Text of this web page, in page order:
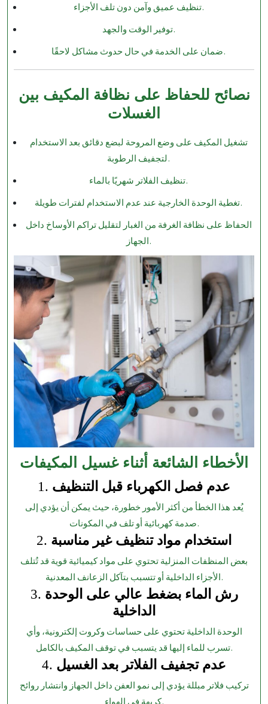
تنظيف عميق وآمن دون تلف الأجزاء.
توفير الوقت والجهد.
ضمان على الخدمة في حال حدوث مشاكل لاحقًا.
نصائح للحفاظ على نظافة المكيف بين
الغسلات
تشغيل المكيف على وضع المروحة لبضع دقائق بعد الاستخدام
لتجفيف الرطوبة.
تنظيف الفلاتر شهريًا بالماء.
تغطية الوحدة الخارجية عند عدم الاستخدام لفترات طويلة.
الحفاظ على نظافة الغرفة من الغبار لتقليل تراكم الأوساخ داخل
الجهاز.
الأخطاء الشائعة أثناء غسيل المكيفات
1. عدم فصل الكهرباء قبل التنظيف
يُعد هذا الخطأ من أكثر الأمور خطورة، حيث يمكن أن يؤدي إلى
صدمة كهربائية أو تلف في المكونات.
2. استخدام مواد تنظيف غير مناسبة
بعض المنظفات المنزلية تحتوي على مواد كيميائية قوية قد تُتلف
الأجزاء الداخلية أو تتسبب بتآكل الزعانف المعدنية.
3. رش الماء بضغط عالي على الوحدة
الداخلية
الوحدة الداخلية تحتوي على حساسات وكروت إلكترونية، وأي
تسرب للماء إليها قد يتسبب في توقف المكيف بالكامل.
4. عدم تجفيف الفلاتر بعد الغسيل
تركيب فلاتر مبللة يؤدي إلى نمو العفن داخل الجهاز وانتشار روائح